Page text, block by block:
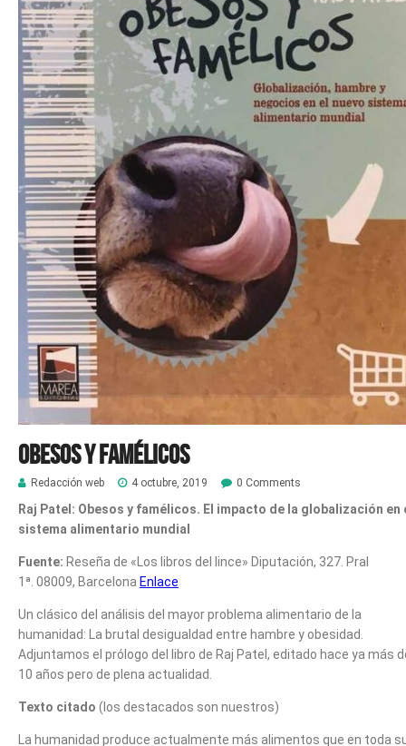
Obesos y famélicos
Redacción web 4 octubre, 2019 0 Comments
Raj Patel: Obesos y famélicos. El impacto de la globalización en
sistema alimentario mundial
Fuente: Reseña de «Los libros del lince» Diputación, 327. Pral
1ª. 08009, Barcelona Enlace
Un clásico del análisis del mayor problema alimentario de la
humanidad: La brutal desigualdad entre hambre y obesidad.
Adjuntamos el prólogo del libro de Raj Patel, editado hace ya más
10 años pero de plena actualidad.
Texto citado (los destacados son nuestros)
La humanidad produce actualmente más alimentos que en toda